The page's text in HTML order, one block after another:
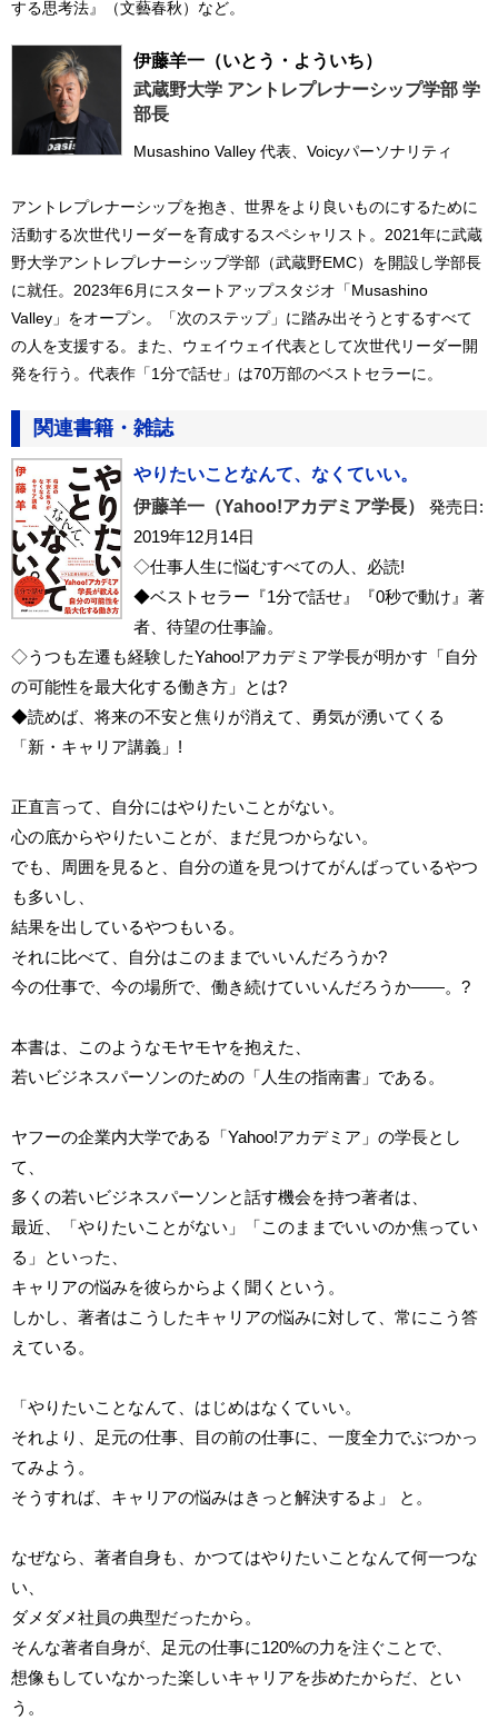
する思考法』（文藝春秋）など。
伊藤羊一 （いとう・よういち）
武蔵野大学 アントレプレナーシップ学部 学
部長
Musashino Valley 代表、Voicyパーソナリティ
アントレプレナーシップを抱き、世界をより良いものにするために
活動する次世代リーダーを育成するスペシャリスト。2021年に武蔵
野大学アントレプレナーシップ学部（武蔵野EMC）を開設し学部長
に就任。2023年6月にスタートアップスタジオ「Musashino
Valley」をオープン。「次のステップ」に踏み出そうとするすべて
の人を支援する。また、ウェイウェイ代表として次世代リーダー開
発を行う。代表作「1分で話せ」は70万部のベストセラーに。
関連書籍・雑誌
やりたいことなんて、なくていい。
伊藤羊一（Yahoo!アカデミア学長）
発売日:
2019年12月14日
◇仕事人生に悩むすべての人、必読!
◆ベストセラー『1分で話せ』『0秒で動け』著
者、待望の仕事論。
◇うつも左遷も経験したYahoo!アカデミア学長が明かす「自分
の可能性を最大化する働き方」とは?
◆読めば、将来の不安と焦りが消えて、勇気が湧いてくる
「新・キャリア講義」!
正直言って、自分にはやりたいことがない。
心の底からやりたいことが、まだ見つからない。
でも、周囲を見ると、自分の道を見つけてがんばっているやつ
も多いし、
結果を出しているやつもいる。
それに比べて、自分はこのままでいいんだろうか?
今の仕事で、今の場所で、働き続けていいんだろうか――。?
本書は、このようなモヤモヤを抱えた、
若いビジネスパーソンのための「人生の指南書」である。
ヤフーの企業内大学である「Yahoo!アカデミア」の学長とし
て、
多くの若いビジネスパーソンと話す機会を持つ著者は、
最近、「やりたいことがない」「このままでいいのか焦ってい
る」といった、
キャリアの悩みを彼らからよく聞くという。
しかし、著者はこうしたキャリアの悩みに対して、常にこう答
えている。
「やりたいことなんて、はじめはなくていい。
それより、足元の仕事、目の前の仕事に、一度全力でぶつかっ
てみよう。
そうすれば、キャリアの悩みはきっと解決するよ」 と。
なぜなら、著者自身も、かつてはやりたいことなんて何一つな
い、
ダメダメ社員の典型だったから。
そんな著者自身が、足元の仕事に120%の力を注ぐことで、
想像もしていなかった楽しいキャリアを歩めたからだ、とい
う。